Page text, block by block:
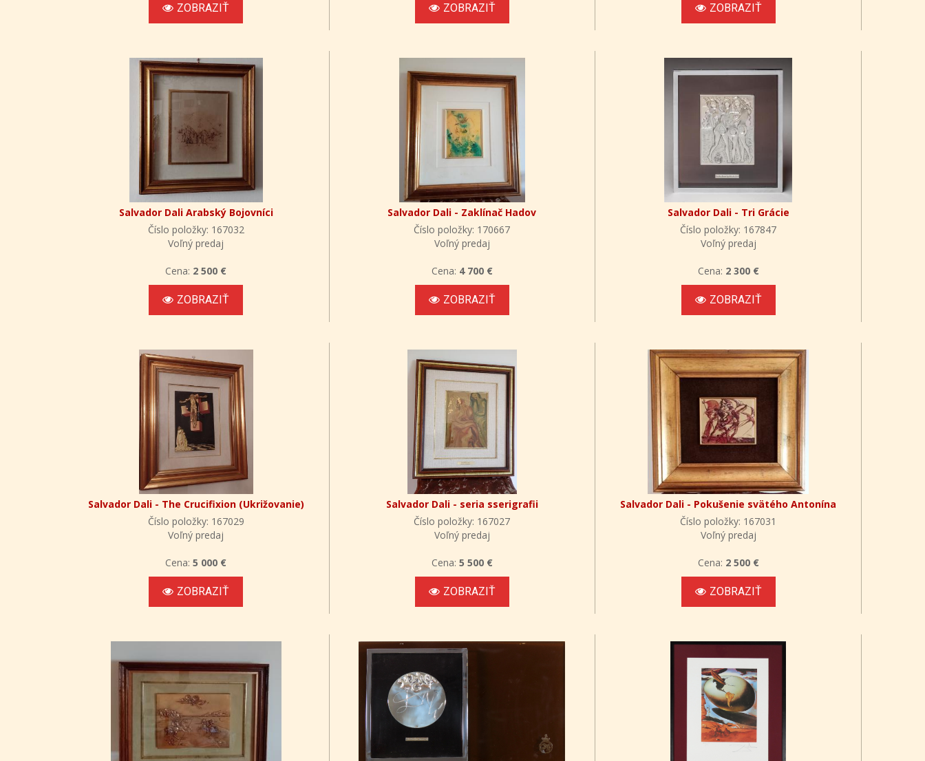
ZOBRAZIŤ ZOBRAZIŤ ZOBRAZIŤ
Salvador Dali Arabský Bojovníci
Číslo položky: 167032
Voľný predaj
Cena: 2 500 €
ZOBRAZIŤ
Salvador Dali - Zaklínač Hadov
Číslo položky: 170667
Voľný predaj
Cena: 4 700 €
ZOBRAZIŤ
Salvador Dali - Tri Grácie
Číslo položky: 167847
Voľný predaj
Cena: 2 300 €
ZOBRAZIŤ
Salvador Dali - The Crucifixion (Ukrižovanie)
Číslo položky: 167029
Voľný predaj
Cena:5 000 €
ZOBRAZIŤ
Salvador Dali - seria sserigrafii
Číslo položky: 167027
Voľný predaj
Cena: 5 500 €
ZOBRAZIŤ
Salvador Dali - Pokušenie svätého Antonína
Číslo položky: 167031
Voľný predaj
Cena: 2 500 €
ZOBRAZIŤ